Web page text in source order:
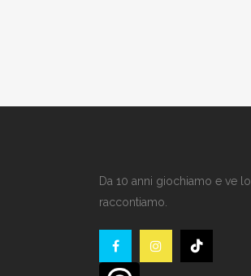
Da 10 anni giochiamo e ve lo
raccontiamo.